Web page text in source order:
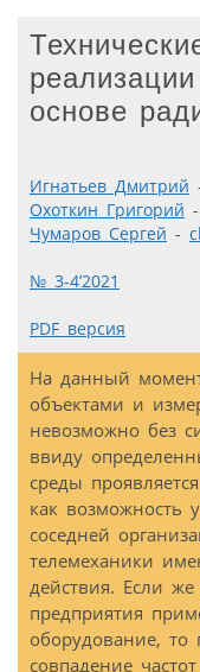
основе
Игнатьев Дмитрий
Охоткин Григорий -
Чумаров Сергей -
№ 3-4’2021
PDF версия
На данный
объектами и
невозможно без
ввиду
среды
как возможность
соседней
телемеханики
действия. Если же
предприятия
оборудование, то
совпадение